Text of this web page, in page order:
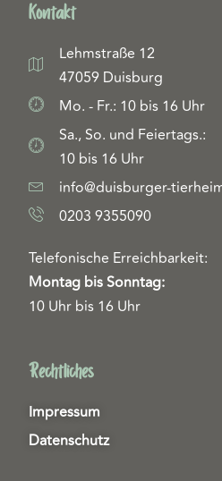
Kontakt
Lehmstraße 12
47059 Duisburg
Mo. - Fr.: 10 bis 16 Uhr
Sa., So. und Feiertags.:
10 bis 16 Uhr
info@duisburger-
0203 9355090
Telefonische Erreichbarkeit:
Montag bis Sonntag:
10 Uhr bis 16 Uhr
Rechtliches
Impressum
Datenschutz